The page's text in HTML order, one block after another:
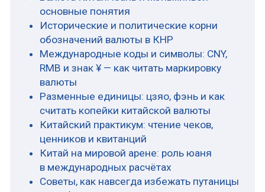
Валюта Китая: юань
и жэньминьби — основные
понятия